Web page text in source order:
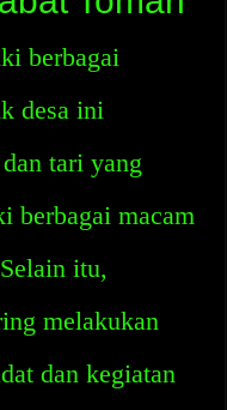
berbagai
desa ini
tari yang
berbagai macam
itu,
melakukan
dan kegiatan